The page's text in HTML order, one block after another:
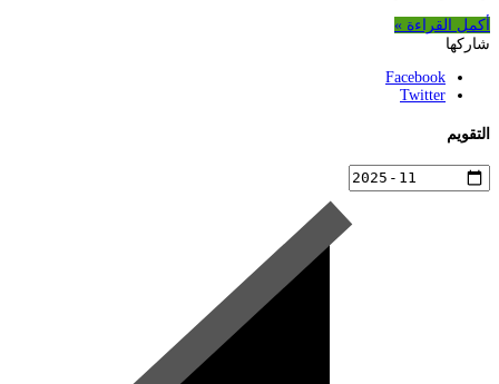
أكمل القراءة »
شاركها
Facebook
Twitter
التقويم